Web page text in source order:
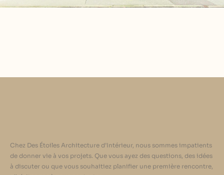
Chez Des Étoiles Architecture d’Intérieur, nous sommes impatients
de donner vie à vos projets. Que vous ayez des questions, des idées
à discuter ou que vous souhaitiez planifier une première rencontre,